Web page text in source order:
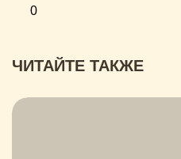
0
ЧИТАЙТЕ ТАКЖЕ